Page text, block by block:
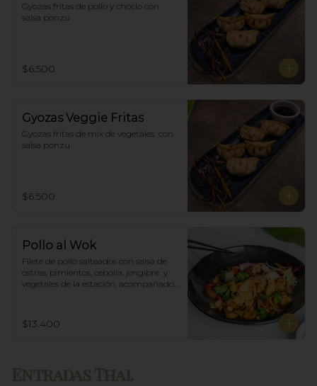
Gyozas fritas de pollo y choclo con
salsa ponzu
$6.500
Gyozas Veggie Fritas
Gyozas fritas de mix de vegetales  con
salsa ponzu
$6.500
Pollo al Wok
Filete de pollo salteados con salsa de
ostras, pimientos, cebolla, jengibre  y
vegetales de la estación, acompañado
$13.400
Entradas Thai.